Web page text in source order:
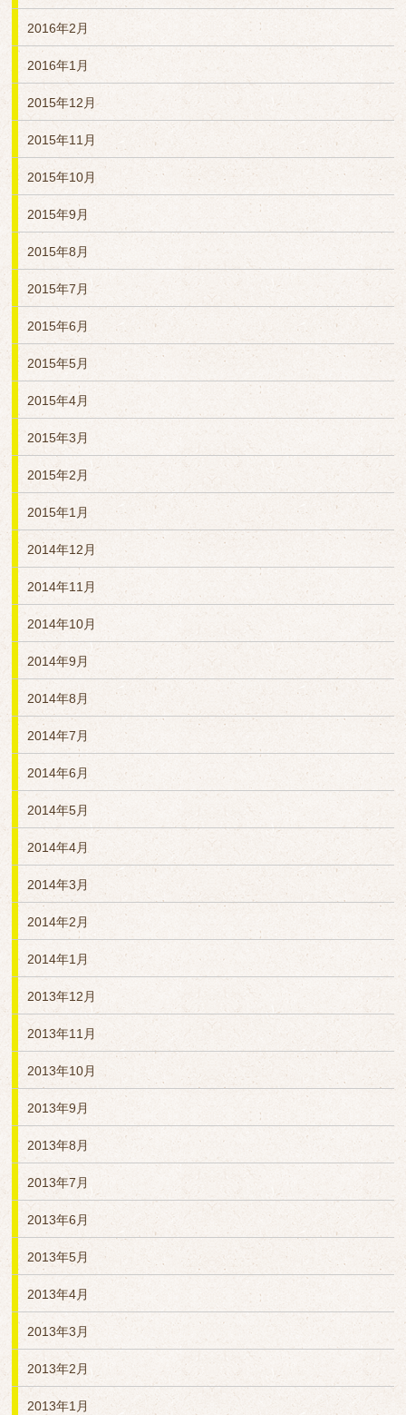
2016年2月
2016年1月
2015年12月
2015年11月
2015年10月
2015年9月
2015年8月
2015年7月
2015年6月
2015年5月
2015年4月
2015年3月
2015年2月
2015年1月
2014年12月
2014年11月
2014年10月
2014年9月
2014年8月
2014年7月
2014年6月
2014年5月
2014年4月
2014年3月
2014年2月
2014年1月
2013年12月
2013年11月
2013年10月
2013年9月
2013年8月
2013年7月
2013年6月
2013年5月
2013年4月
2013年3月
2013年2月
2013年1月